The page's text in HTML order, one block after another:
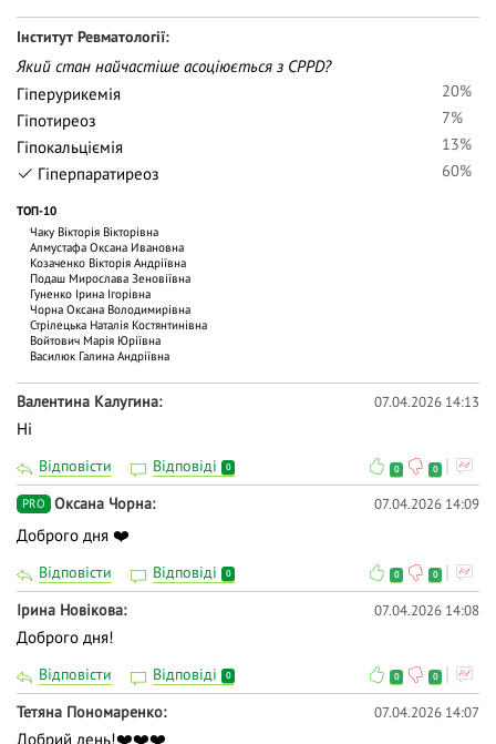
Iнститут Ревматології
Який стан найчастіше асоціюється з CPPD?
Гіперурикемія
20%
Гіпотиреоз
7%
Гіпокальціємія
13%
Гіперпаратиреоз
60%
ТОП-10
Чаку Вiкторiя Вiкторiвна
Алмустафа Оксана Ивановна
Козаченко Вікторія Андріївна
Подаш Мирослава Зеновіївна
Гуненко Ірина Ігорівна
Чорна Оксана Володимирівна
Стрілецька Наталія Костянтинівна
Войтович Марія Юріївна
Василюк Галина Андріївна
Валентина Калугина 07.04.2026 14:13
Ні
Відповісти Відповіді 0 0 0
PRO Оксана Чорна 07.04.2026 14:09
Доброго дня ❤️
Відповісти Відповіді 0 0 0
Ірина Новікова 07.04.2026 14:08
Доброго дня!
Відповісти Відповіді 0 0 0
Тетяна Пономаренко 07.04.2026 14:07
Добрий день!❤️❤️❤️